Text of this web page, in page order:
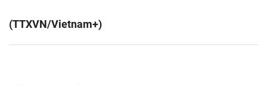
(TTXVN/Vietnam+)